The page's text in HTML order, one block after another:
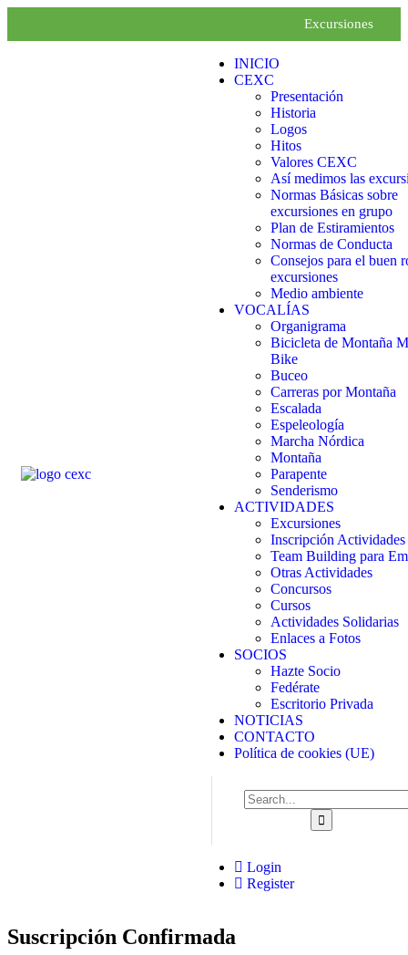
Excursiones
INICIO
CEXC
Presentación
Historia
Logos
Hitos
Valores CEXC
Así medimos las
Normas Básicas sobre
excursiones en grupo
Plan de Estiramientos
Normas de Conducta
Consejos para el buen
excursiones
Medio ambiente
VOCALÍAS
Organigrama
Bicicleta de Montaña
Bike
Buceo
Carreras por Montaña
Escalada
Espeleología
Marcha Nórdica
Montaña
Parapente
Senderismo
ACTIVIDADES
Excursiones
Inscripción Actividades
Team Building para
Otras Actividades
Concursos
Cursos
Actividades Solidarias
Enlaces a Fotos
SOCIOS
Hazte Socio
Fedérate
Escritorio Privada
NOTICIAS
CONTACTO
Política de cookies (UE)
Login
Register
Suscripción Confirmada